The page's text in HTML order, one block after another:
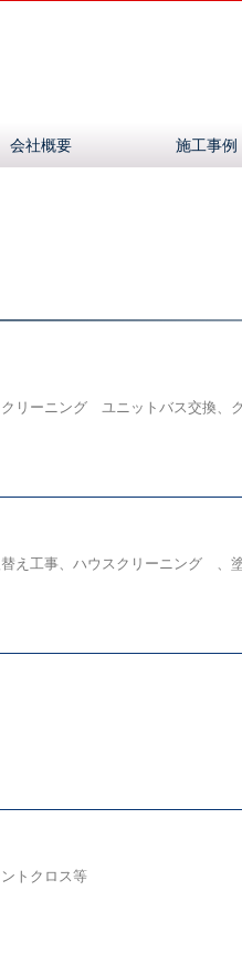
会社概要 施工事例
リーニング ユニットバス交換、
え工事、ハウスクリーニング 、
トクロス等